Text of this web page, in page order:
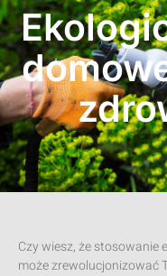
Czy wiesz, że
może zrewolucjonizować